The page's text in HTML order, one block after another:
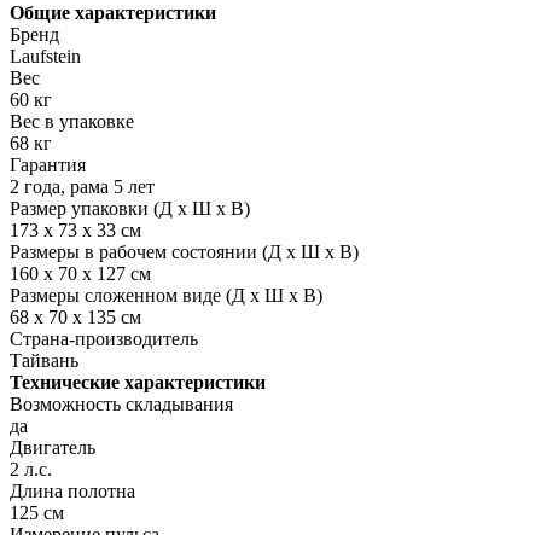
Общие характеристики
Бренд
Laufstein
Вес
60 кг
Вес в упаковке
68 кг
Гарантия
2 года, рама 5 лет
Размер упаковки (Д х Ш х В)
173 х 73 х 33 см
Размеры в рабочем состоянии (Д х Ш х В)
160 х 70 х 127 см
Размеры сложенном виде (Д х Ш х В)
68 х 70 х 135 см
Страна-производитель
Тайвань
Технические характеристики
Возможность складывания
да
Двигатель
2 л.с.
Длина полотна
125 см